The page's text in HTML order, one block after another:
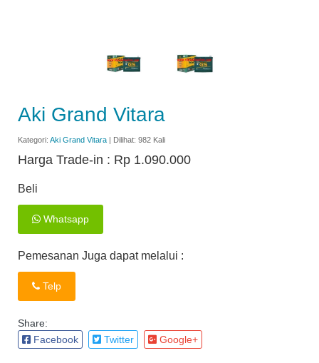
Aki Grand Vitara
Kategori: Aki Grand Vitara | Dilihat: 982 Kali
Harga Trade-in : Rp 1.090.000
Beli
Whatsapp
Pemesanan Juga dapat melalui :
Telp
Share:
Facebook
Twitter Google+